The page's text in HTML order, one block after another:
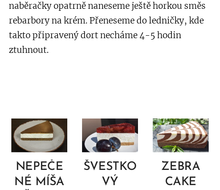
naběračky opatrně naneseme ještě horkou směs
rebarbory na krém. Přeneseme do ledničky, kde
takto připravený dort necháme 4-5 hodin
ztuhnout.
NEPEČE
NÉ MÍŠA
ŠVESTKO
VÝ
ZEBRA
CAKE